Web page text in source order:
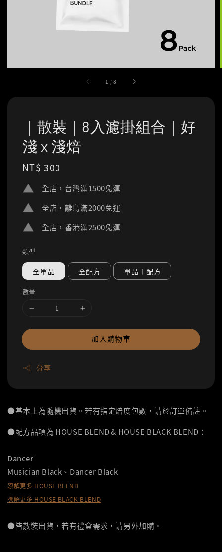
1 /8
｜散裝｜8入濾掛組合｜好
淺 x 淺焙
Regular
NT$ 300
全店，台灣滿1500免運
全店，離島滿2000免運
全店，香港滿2500免運
類型
全單品 全配方 單品＋配方
數量
加入購物車
分享
●基本上為隨機出貨。若有指定焙度包數，請於訂單備註。
●配方品項為 HOUSE BLEND & HOUSE BLACK BLEND：
Dancer
Musician Black、Dancer Black
瞭解更多 HOUSE BLEND
瞭解更多 HOUSE BLACK BLEND
●皆散裝出貨，若有禮盒需求，請另外加購。